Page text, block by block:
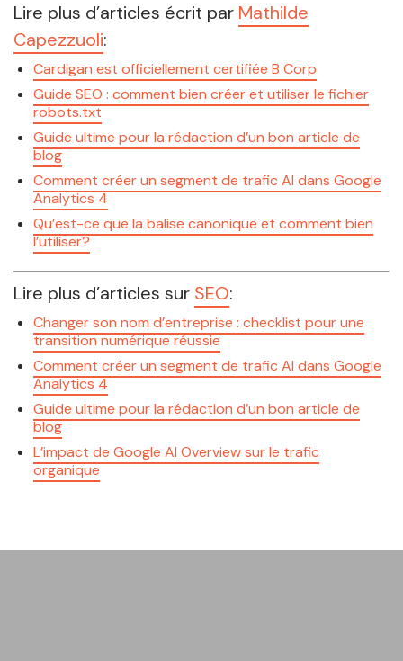
Lire plus d’articles écrit par Mathilde
Capezzuoli:
Cardigan est officiellement certifiée B Corp
Guide SEO : comment bien créer et utiliser le fichier
robots.txt
Guide ultime pour la rédaction d’un bon article de
blog
Comment créer un segment de trafic AI dans Google
Analytics 4
Qu’est-ce que la balise canonique et comment bien
l’utiliser?
Lire plus d’articles sur SEO:
Changer son nom d’entreprise : checklist pour une
transition numérique réussie
Comment créer un segment de trafic AI dans Google
Analytics 4
Guide ultime pour la rédaction d’un bon article de
blog
L’impact de Google AI Overview sur le trafic
organique